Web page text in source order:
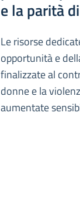
e la parità
Le risorse
opportunità e
finalizzate al
donne e la
aumentate